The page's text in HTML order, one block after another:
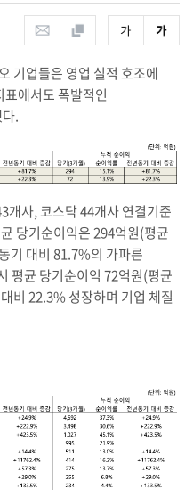
기업들은 영업 실적 호조에
에서도 폭발적인
.
개사, 코스닥 44개사 연결기준
당기순이익은 294억원(평균
기 대비 81.7%의 가파른
평균 당기순이익 72억원(평균
비 22.3% 성장하며 기업 체질